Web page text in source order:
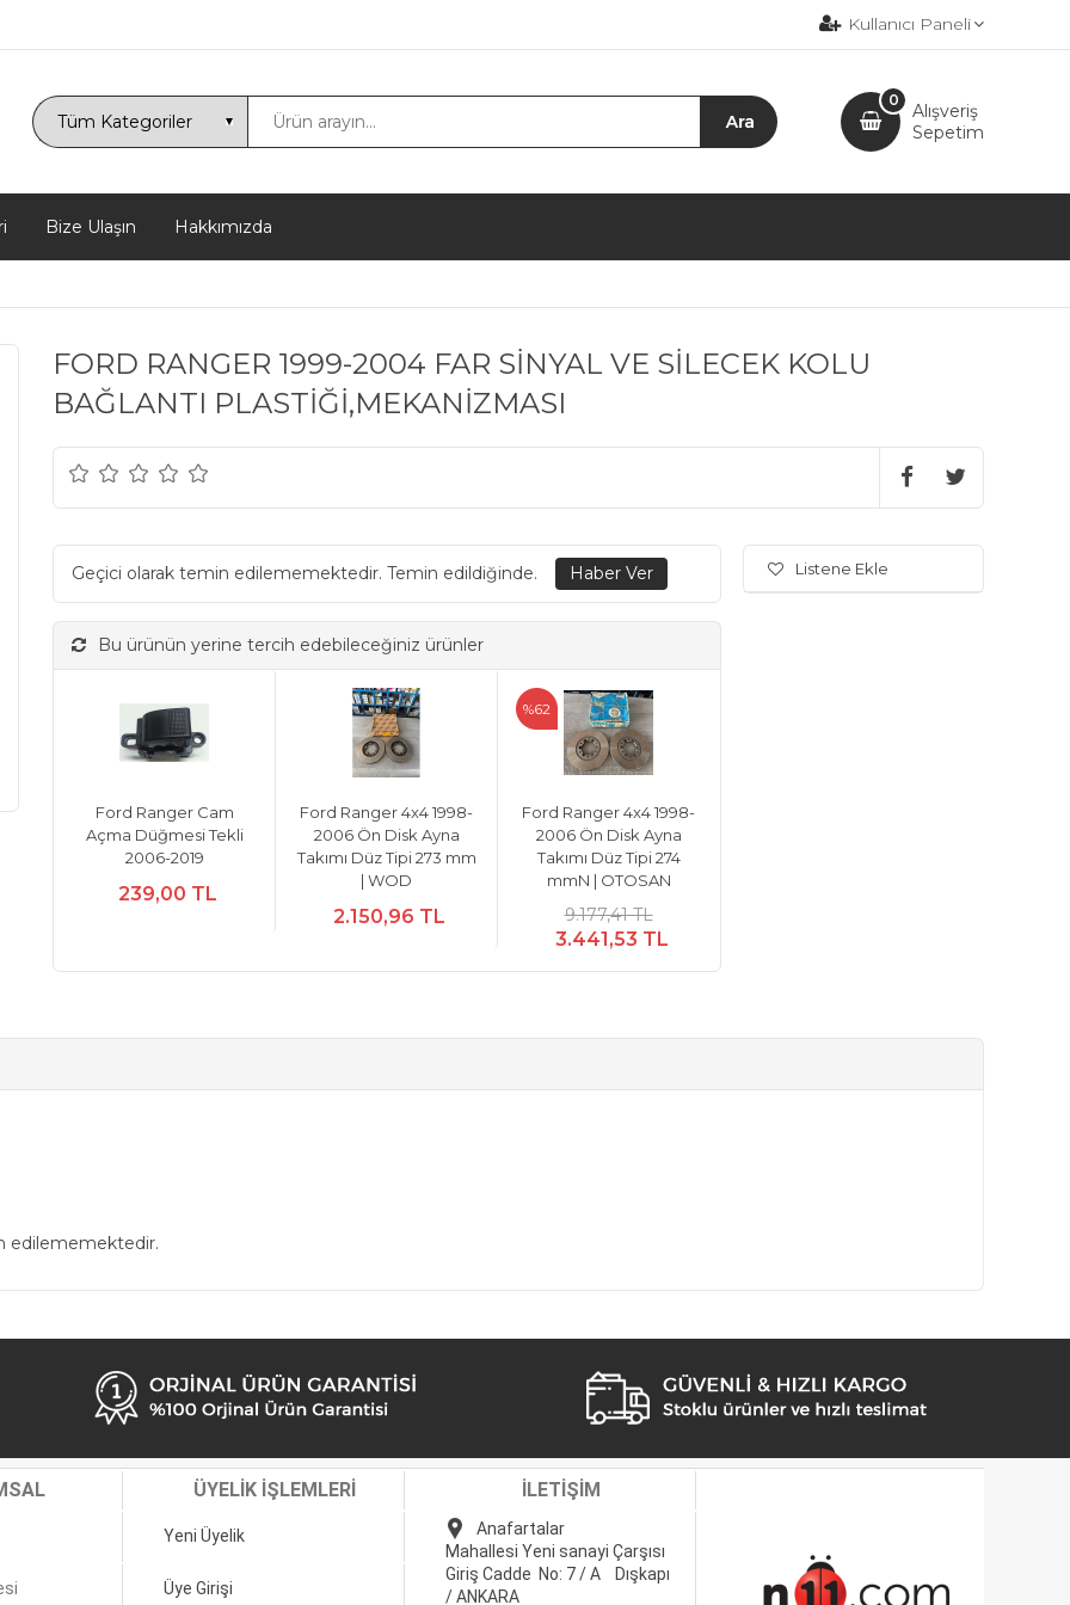
Kullanıcı Paneli
Alışveriş
Sepetim
0
Bize Ulaşın Hakkımızda
FORD RANGER 1999-2004 FAR SİNYAL VE SİLECEK KOLU
BAĞLANTI PLASTİĞİ,MEKANİZMASI
Geçici olarak temin edilememektedir. Temin edildiğinde.
Bu ürünün yerine tercih edebileceğiniz ürünler
Ford Ranger Cam
Açma Düğmesi Tekli
2006-2019
239,00 TL
Ford Ranger 4x4 1998-
2006 Ön Disk Ayna
Takımı Düz Tipi 273 mm
| WOD
2.150,96 TL
Ford Ranger 4x4 1998-
2006 Ön Disk Ayna
Takımı Düz Tipi 274
mmN | OTOSAN
9.177,41 TL
3.441,53 TL
%62
Listene Ekle
edilememektedir.
ÜYELİK İŞLEMLERİ İLETİŞİM
Yeni Üyelik
Anafartalar
Mahallesi Yeni sanayi Çarşısı
Giriş Cadde No: 7 / A Dışkapı
/ ANKARA
Üye Girişi